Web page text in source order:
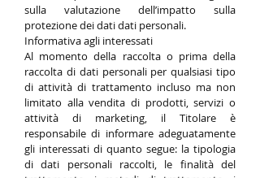
sulla valutazione dell’impatto sulla
protezione dei dati dati personali.
Informativa agli interessati
Al momento della raccolta o prima della
raccolta di dati personali per qualsiasi tipo
di attività di trattamento incluso ma non
limitato alla vendita di prodotti, servizi o
attività di marketing, il Titolare è
responsabile di informare adeguatamente
gli interessati di quanto segue: la tipologia
di dati personali raccolti, le finalità del